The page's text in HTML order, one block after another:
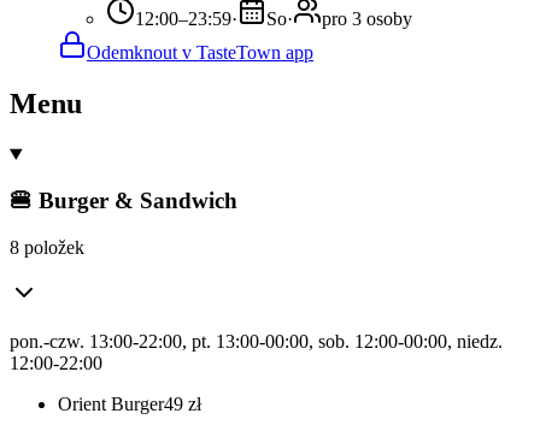
12:00–23:59· So·
pro 3 osoby
Odemknout v TasteTown app
Menu
🍔 Burger & Sandwich
8 položek
pon.-czw. 13:00-22:00, pt. 13:00-00:00, sob. 12:00-00:00, niedz.
12:00-22:00
Orient Burger49 zł